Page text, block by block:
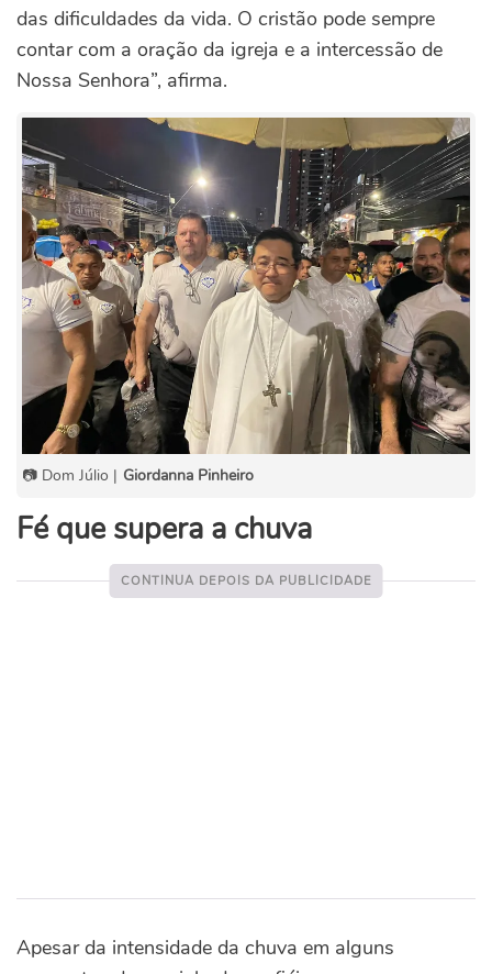
das dificuldades da vida. O cristão pode sempre
contar com a oração da igreja e a intercessão de
Nossa Senhora”, afirma.
📷 Dom Júlio | Giordanna Pinheiro
Fé que supera a chuva
Apesar da intensidade da chuva em alguns